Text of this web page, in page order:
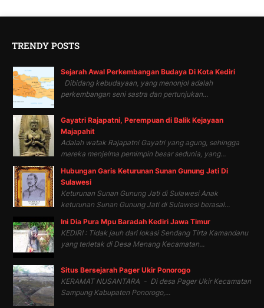
TRENDY POSTS
Sejarah Awal Perkembangan Budaya Di Kota Kediri
Dibidang kebudayaan, yang menonjol adalah
perkembangan seni sastra dan pertunjukan...
Gayatri Rajapatni, Perempuan di Balik Kejayaan
Majapahit
Adalah watak Rajapatni Gayatri yang agung, sehingga
mereka menjelma pemimpin besar sedunia, yang...
Hubungan Garis Keturunan Sunan Gunung Jati Di
Sulawesi
Keturunan Sunan Gunung Jati di Sulawesi Anak
keturunan Sunan Gunung Jati di Sulawesi berasal...
Ini Dia Pura Mpu Baradah Kediri Jawa Timur
KEDIRI : Tidak jauh dari lokasi Sendang Tirta Kamandanu
yang terletak di Desa Menang Kecamatan...
Situs Bersejarah Pager Ukir Ponorogo
KERAMAT NUSANTARA - Di desa Pager Ukir Kecamatan
Sampung Kabupaten Ponorogo,...